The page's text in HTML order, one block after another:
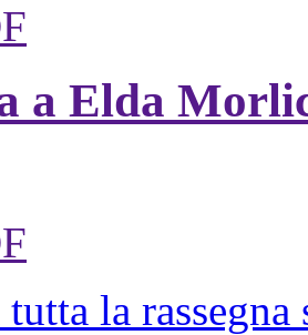
a Elda
la rassegna